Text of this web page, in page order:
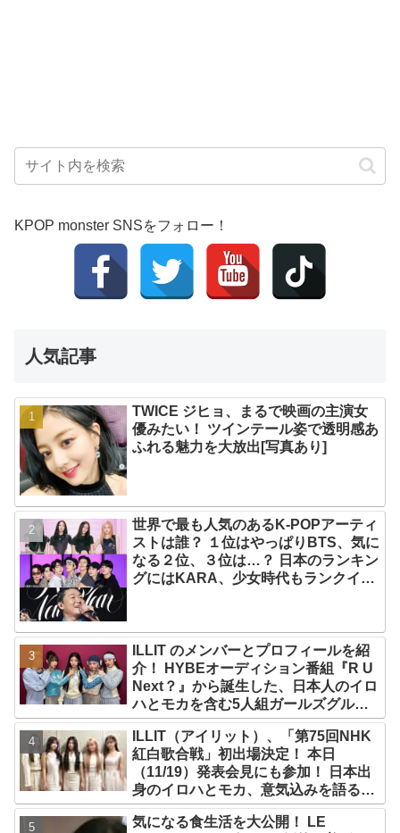
KPOP monster SNSをフォロー！
人気記事
TWICE ジヒョ、まるで映画の主演女
優みたい！ ツインテール姿で透明感あ
ふれる魅力を大放出[写真あり]
世界で最も人気のあるK-POPアーティ
ストは誰？ １位はやっぱりBTS、気に
なる２位、３位は…？ 日本のランキン
グにはKARA、少女時代もランクイ
ILLIT のメンバーとプロフィールを紹
介！ HYBEオーディション番組『R U
Next？』から誕生した、日本人のイロ
ハとモカを含む5人組ガールズグルー
プ！ デビュー曲「Magnetic」がいき
なりの大ヒット
ILLIT（アイリット）、「第75回NHK
紅白歌合戦」初出場決定！ 本日
（11/19）発表会見にも参加！ 日本出
身のイロハとモカ、意気込みを語る
「ずっと夢見てたステージ…嬉しくて
光栄」
気になる食生活を大公開！ LE